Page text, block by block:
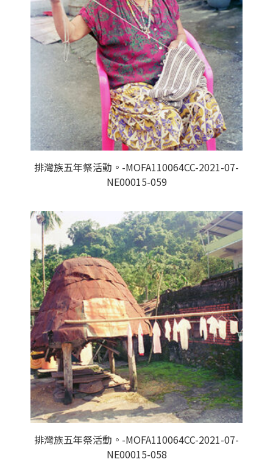
排灣族五年祭活動。-MOFA110064CC-2021-07-
NE00015-059
排灣族五年祭活動。-MOFA110064CC-2021-07-
NE00015-058